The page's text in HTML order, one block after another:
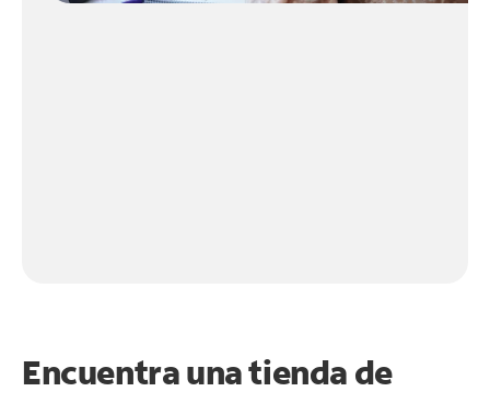
Encuentra una tienda de